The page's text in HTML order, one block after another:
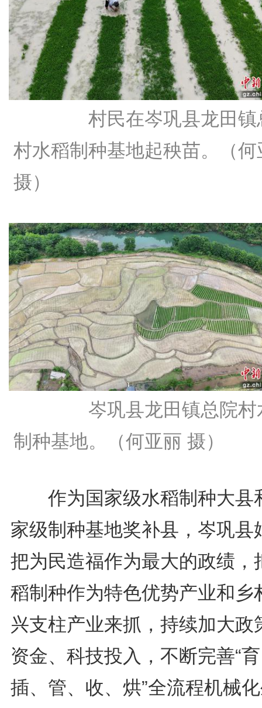
村民在岑巩县龙田镇
村水稻制种基地起秧苗。（何
摄）
岑巩县龙田镇总院村
制种基地。（何亚丽 摄）
作为国家级水稻制种大县
家级制种基地奖补县，岑巩县
把为民造福作为最大的政绩，
稻制种作为特色优势产业和乡
兴支柱产业来抓，持续加大政
资金、科技投入，不断完善“
插、管、收、烘”全流程机械